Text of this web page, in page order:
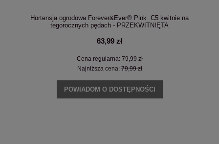
Hortensja ogrodowa Forever&Ever® Pink C5 kwitnie na
tegorocznych pędach - PRZEKWITNIĘTA
63,99 zł
Cena regularna:79,99 zł
Najniższa cena:79,99 zł
POWIADOM O DOSTĘPNOŚCI